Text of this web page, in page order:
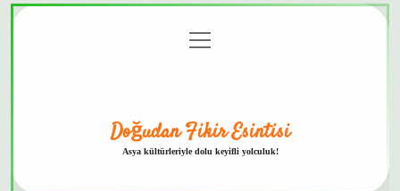
menüyü
aç
Doğudan Fikir Esintisi
Asya kültürleriyle dolu keyifli yolculuk!